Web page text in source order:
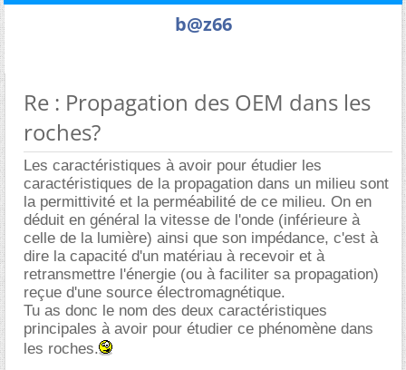
b@z66
Re : Propagation des OEM dans les
roches?
Les caractéristiques à avoir pour étudier les
caractéristiques de la propagation dans un milieu sont
la permittivité et la perméabilité de ce milieu. On en
déduit en général la vitesse de l'onde (inférieure à
celle de la lumière) ainsi que son impédance, c'est à
dire la capacité d'un matériau à recevoir et à
retransmettre l'énergie (ou à faciliter sa propagation)
reçue d'une source électromagnétique.
Tu as donc le nom des deux caractéristiques
principales à avoir pour étudier ce phénomène dans
les roches.